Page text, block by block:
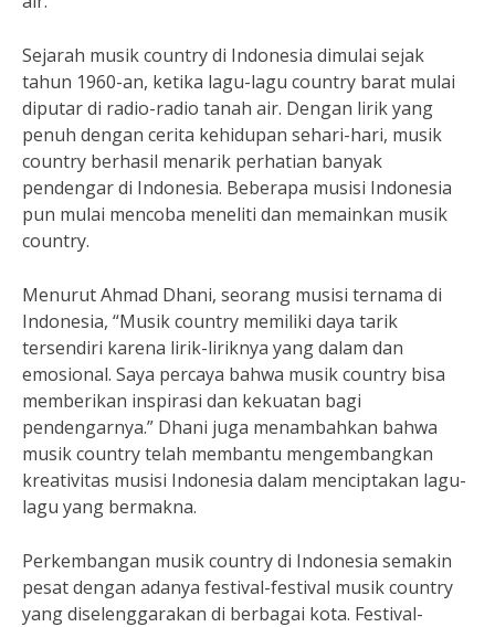
Sejarah musik country di Indonesia dimulai sejak
tahun 1960-an, ketika lagu-lagu country barat mulai
diputar di radio-radio tanah air. Dengan lirik yang
penuh dengan cerita kehidupan sehari-hari, musik
country berhasil menarik perhatian banyak
pendengar di Indonesia. Beberapa musisi Indonesia
pun mulai mencoba meneliti dan memainkan musik
country.
Menurut Ahmad Dhani, seorang musisi ternama di
Indonesia, “Musik country memiliki daya tarik
tersendiri karena lirik-liriknya yang dalam dan
emosional. Saya percaya bahwa musik country bisa
memberikan inspirasi dan kekuatan bagi
pendengarnya.” Dhani juga menambahkan bahwa
musik country telah membantu mengembangkan
kreativitas musisi Indonesia dalam menciptakan lagu-
lagu yang bermakna.
Perkembangan musik country di Indonesia semakin
pesat dengan adanya festival-festival musik country
yang diselenggarakan di berbagai kota. Festival-